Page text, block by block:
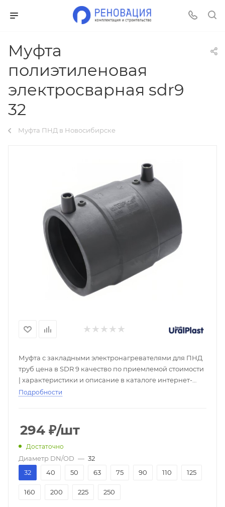
Муфта
полиэтиленовая
электросварная sdr9
32
Муфта ПНД в Новосибирске
Муфта с закладными электронагревателями для ПНД
труб цена в SDR 9 качество по приемлемой стоимости
| характеристики и описание в каталоге интернет-
магазина РСК Реновация. Купить ПЭ муфты со
выбор - ☎
Подробности
294 ₽/шт
Достаточно
Диаметр DN/OD — 32
32
40 50 63 75 90 110 125
160 200 225 250